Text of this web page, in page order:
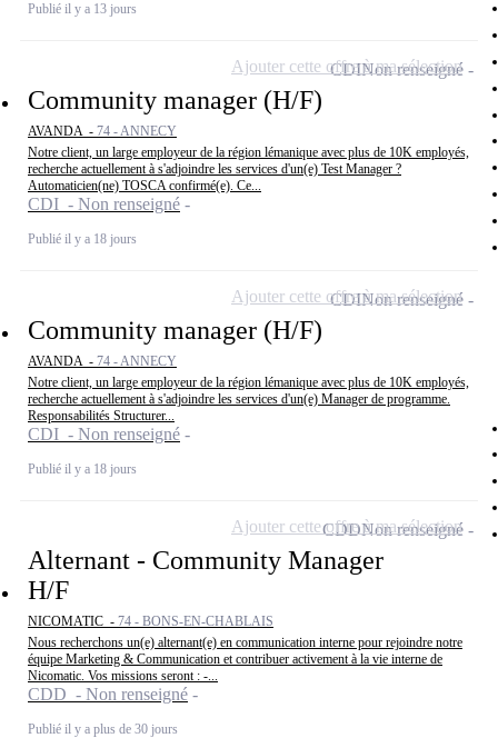
Publié il y a 13 jours
Community manager (H/F)
AVANDA - 74 - ANNECY
Notre client, un large employeur de la région lémanique avec plus de 10K employés,
recherche actuellement à s'adjoindre les services d'un(e) Test Manager ?
Automaticien(ne) TOSCA confirmé(e). Ce...
CDI - Non renseigné
Publié il y a 18 jours
CDINon renseigné
Ajouter cette offre à ma sélection
Community manager (H/F)
AVANDA - 74 - ANNECY
Notre client, un large employeur de la région lémanique avec plus de 10K employés,
recherche actuellement à s'adjoindre les services d'un(e) Manager de programme.
Responsabilités Structurer...
CDI - Non renseigné
Publié il y a 18 jours
CDINon renseigné
Ajouter cette offre à ma sélection
Alternant - Community Manager
H/F
NICOMATIC - 74 - BONS-EN-CHABLAIS
Nous recherchons un(e) alternant(e) en communication interne pour rejoindre notre
équipe Marketing & Communication et contribuer activement à la vie interne de
Nicomatic. Vos missions seront : -...
CDD - Non renseigné
Publié il y a plus de 30 jours
CDDNon renseigné
Ajouter cette offre à ma sélection